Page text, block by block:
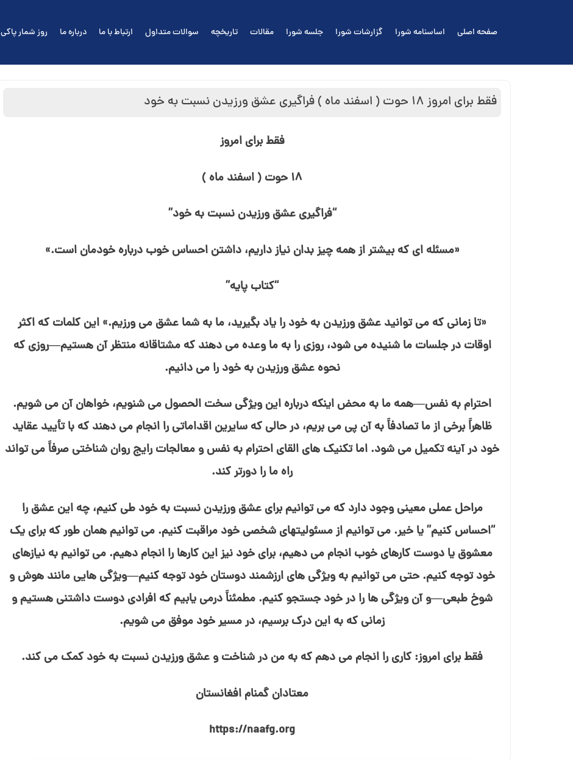
صفحه اصلی اساسنامه شورا گزارشات شورا جلسه شورا مقالات تاریخچه سوالات متداول ارتباط با ما درباره ما روز شمار پاکی
فقط برای امروز ۱۸ حوت ( اسفند ماه ) فراگیری عشق ورزیدن نسبت به خود
فقط برای امروز
۱۸ حوت ( اسفند ماه )
“فراگیری عشق ورزیدن نسبت به خود”
«مسئله ای که بیشتر از همه چیز بدان نیاز داریم، داشتن احساس خوب درباره خودمان است.»
“کتاب پایه”
«تا زمانی که می⁯ توانید عشق ورزیدن به خود را یاد بگیرید، ما به شما عشق می⁯ ورزیم.» این کلمات که اکثر
اوقات در جلسات ما شنیده می ⁯شود، روزی را به ما وعده می⁯ دهند که مشتاقانه منتظر آن هستیم—روزی که
نحوه عشق ورزیدن به خود را می⁯ دانیم.
احترام به نفس—همه ما به محض اینکه درباره این ویژگی سخت⁯ الحصول می⁯ شنویم، خواهان آن می⁯ شویم.
ظاهراً برخی از ما تصادفاً به آن پی می⁯ بریم، در حالی که سایرین اقداماتی را انجام می⁯ دهند که با تأیید عقاید
خود در آینه تکمیل می⁯ شود. اما تکنیک⁯ های القای احترام به نفس و معالجات رایج روان شناختی صرفاً می⁯ تواند
راه ما را دورتر کند.
مراحل عملی معینی وجود دارد که می⁯⁯ توانیم برای عشق ورزیدن نسبت به خود طی کنیم، چه این عشق را
“احساس ⁯کنیم” یا خیر. می⁯ توانیم از مسئولیت⁯های شخصی خود مراقبت کنیم. می⁯ توانیم همان طور که برای یک
معشوق یا دوست کارهای خوب انجام می⁯ دهیم، برای خود نیز این کارها را انجام دهیم. می⁯ توانیم به نیازهای
خود توجه کنیم. حتی می⁯ توانیم به ویژگی⁯ های ارزشمند دوستان خود توجه کنیم—ویژگی⁯ هایی مانند هوش و
شوخ⁯ طبعی—و آن ویژگی⁯ ها را در خود جستجو کنیم. مطمئناً درمی⁯ یابیم که افرادی دوست⁯ داشتنی هستیم و
زمانی که به این درک برسیم، در مسیر خود موفق می⁯ شویم.
فقط برای امروز: کاری را انجام م⁯ی دهم که به من در شناخت و عشق ورزیدن نسبت به خود کمک می⁯ کند.
معتادان گمنام افغانستان
https://naafg.org